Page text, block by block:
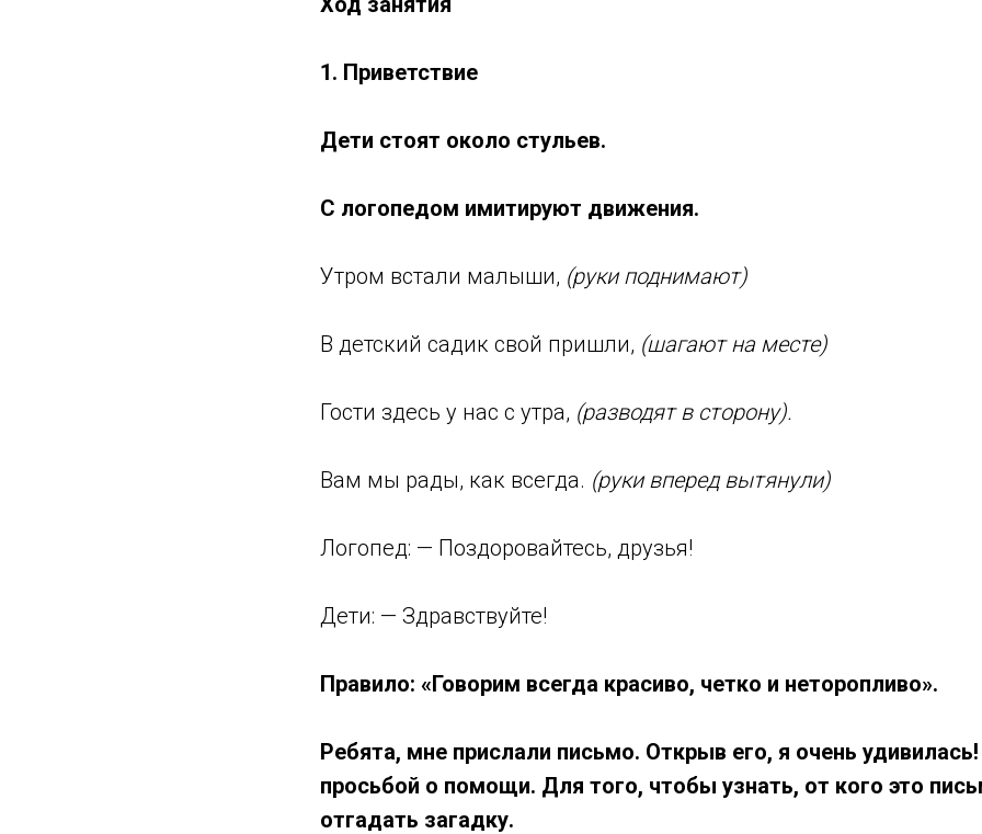
1. Приветствие
Дети стоят около стульев.
C логопедом имитируют движения.
Утром встали малыши, (руки поднимают)
В детский садик свой пришли, (шагают на месте)
Гости здесь у нас с утра, (разводят в сторону).
Вам мы рады, как всегда. (руки вперед вытянули)
Логопед: — Поздоровайтесь, друзья!
Дети: — Здравствуйте!
Правило: «Говорим всегда красиво, четко и неторопливо».
Ребята, мне прислали письмо. Открыв его, я очень
просьбой о помощи. Для того, чтобы узнать, от кого это
отгадать загадку.